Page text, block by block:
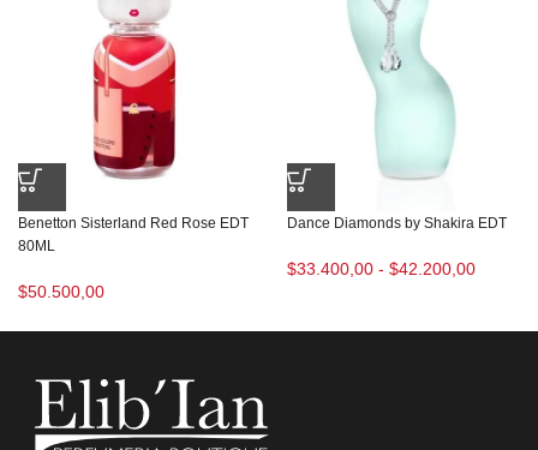
Benetton Sisterland Red Rose EDT
80ML
$50.500,00
Dance Diamonds by Shakira EDT
$33.400,00 - $42.200,00